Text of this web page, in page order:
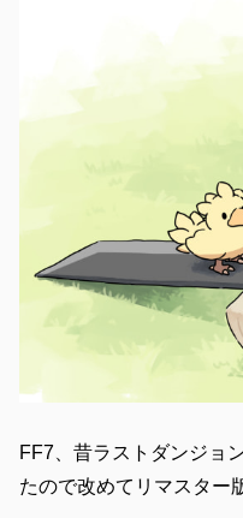
FF7、昔ラストダンジョ
たので改めてリマスター